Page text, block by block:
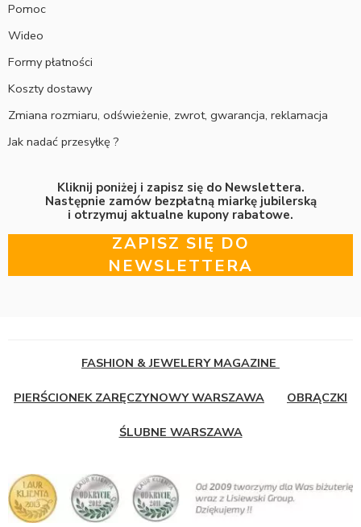
Pomoc
Wideo
Formy płatności
Koszty dostawy
Zmiana rozmiaru, odświeżenie, zwrot, gwarancja, reklamacja
Jak nadać przesyłkę ?
Kliknij poniżej i zapisz się do Newslettera.
Następnie zamów bezpłatną miarkę jubilerską
i otrzymuj aktualne kupony rabatowe.
ZAPISZ SIĘ DO
NEWSLETTERA
FASHION & JEWELERY MAGAZINE
PIERŚCIONEK ZARĘCZYNOWY WARSZAWA OBRĄCZKI
ŚLUBNE WARSZAWA